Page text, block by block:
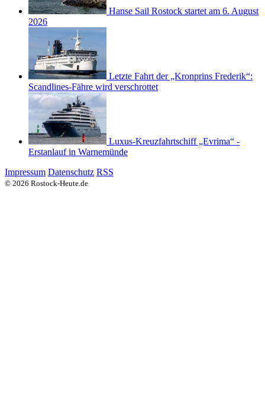
Hanse Sail Rostock startet am 6. August
2026
Letzte Fahrt der „Kronprins Frederik“:
Scandlines-Fähre wird verschrottet
Luxus-Kreuzfahrtschiff „Evrima“ -
Erstanlauf in Warnemünde
Impressum Datenschutz RSS
© 2026 Rostock-Heute.de